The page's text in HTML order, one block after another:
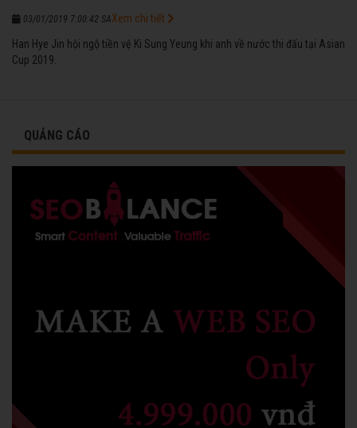
03/01/2019 7:00:42 SA
Han Hye Jin hội ngộ tiền vệ Ki Sung Yeung khi anh về nước thi đấu tại Asian
Cup 2019.
Xem chi tiết
QUẢNG CÁO